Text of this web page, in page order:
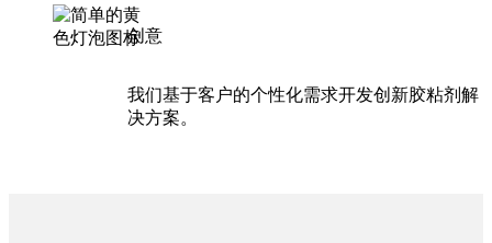
创意
我们基于客户的个性化需求开发创新胶粘剂解
决方案。